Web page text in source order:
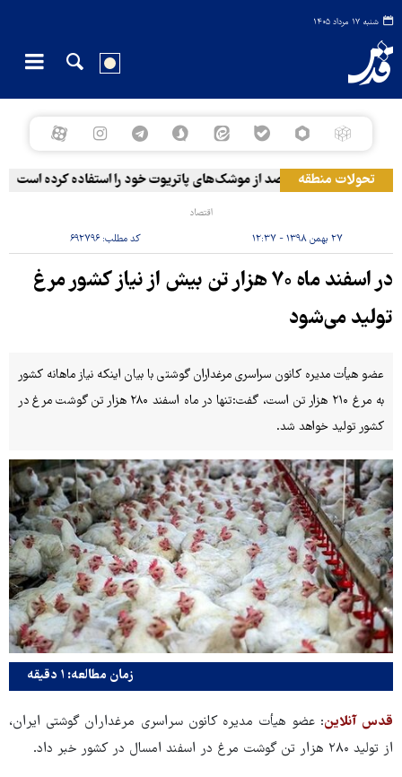
شنبه ۱۷ مرداد ۱۴۰۵
تحولات منطقه
۸۶ درصد از موشک‌های پاتریوت خود را استفاده کرده است
اقتصاد
۲۷ بهمن ۱۳۹۸ - ۱۲:۳۷ کد مطلب:۶۹۲۷۹۶
در اسفند ماه ۷۰ هزار تن بیش از نیاز کشور مرغ
تولید می‌شود
عضو هیأت مدیره کانون سراسری مرغداران گوشتی با بیان اینکه نیاز ماهانه کشور
به مرغ ۲۱۰ هزار تن است، گفت:تنها در ماه اسفند ۲۸۰ هزار تن گوشت مرغ در
کشور تولید خواهد شد.
زمان مطالعه: ۱ دقیقه
قدس آنلاین: عضو هیأت مدیره کانون سراسری مرغداران گوشتی ایران،
از تولید ۲۸۰ هزار تن گوشت مرغ در اسفند امسال در کشور خبر داد.